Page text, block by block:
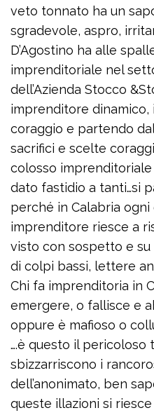
veto tonnato ha un
sgradevole, aspro,
D’Agostino ha alle
imprenditoriale nel
dell’Azienda Stocco
imprenditore
coraggio e partendo
sacrifici e scelte
colosso
dato fastidio a tanti…si
perché in Calabria ogni
imprenditore riesce a
visto con sospetto e su
di colpi bassi, lettere
Chi fa imprenditoria in
emergere, o fallisce e
oppure è mafioso o
….è questo il pericoloso
sbizzarriscono i
dell’anonimato, ben
queste illazioni si